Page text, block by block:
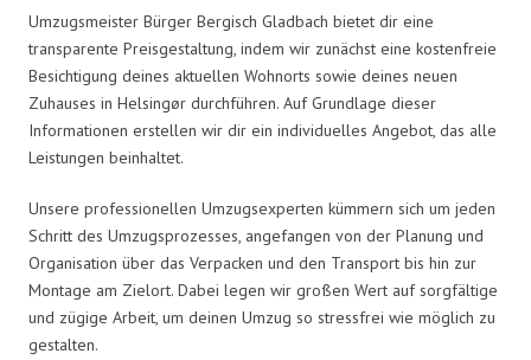
Umzugsmeister Bürger Bergisch Gladbach bietet dir eine
transparente Preisgestaltung, indem wir zunächst eine kostenfreie
Besichtigung deines aktuellen Wohnorts sowie deines neuen
Zuhauses in Helsingør durchführen. Auf Grundlage dieser
Informationen erstellen wir dir ein individuelles Angebot, das alle
Leistungen beinhaltet.
Unsere professionellen Umzugsexperten kümmern sich um jeden
Schritt des Umzugsprozesses, angefangen von der Planung und
Organisation über das Verpacken und den Transport bis hin zur
Montage am Zielort. Dabei legen wir großen Wert auf sorgfältige
und zügige Arbeit, um deinen Umzug so stressfrei wie möglich zu
gestalten.